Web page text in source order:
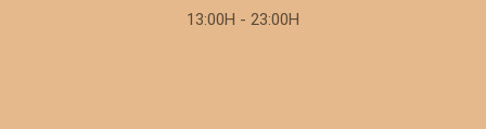
13:00H - 23:00H